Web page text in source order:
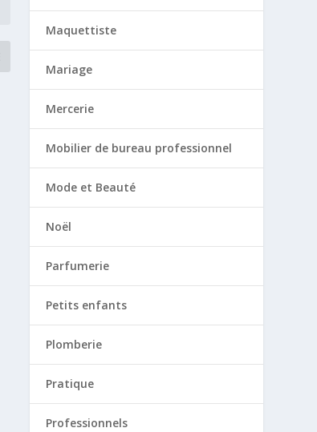
Maquettiste
Mariage
Mercerie
Mobilier de bureau professionnel
Mode et Beauté
Noël
Parfumerie
Petits enfants
Plomberie
Pratique
Professionnels